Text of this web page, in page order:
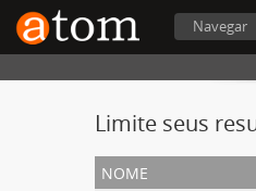
Navegar
Limite seus
nome